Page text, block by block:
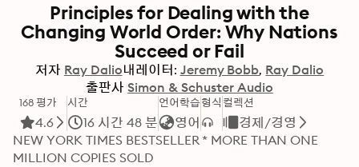
Principles for Dealing with the
Changing World Order: Why Nations
Succeed or Fail
저자 Ray Dalio내레이터: Jeremy Bobb Ray Dalio
출판사 Simon & Schuster Audio
168 평가
4.6
시간
16 시간 48 분
언어학습
영어
형식 컬렉션
경제/경영
NEW YORK TIMES BESTSELLER * MORE THAN ONE
MILLION COPIES SOLD